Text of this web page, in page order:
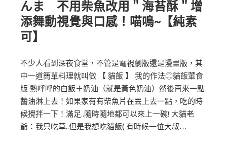
んま 不用柴魚改用＂海苔酥＂增
添舞動視覺與口感！喵嗚~【純素
可】
不少人看到深夜食堂，不管是電視劇版還是漫畫版，其
中一道簡單料理就叫做 【 貓飯 】 我的作法◎貓飯葷食
版 熱呼呼的白飯＋奶油（就是黃色奶油）然後再來一點
醬油淋上去！如果家有有柴魚片在丟上去一點，吃的時
候攪拌一下！滿足..隨時隨地都可以來上一碗! 大貓老
爺：我只吃草..但是我想吃貓飯( 有時候一位大叔…